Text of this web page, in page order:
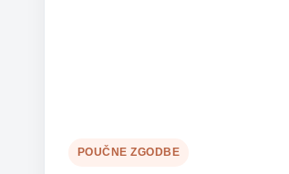
POUČNE ZGODBE